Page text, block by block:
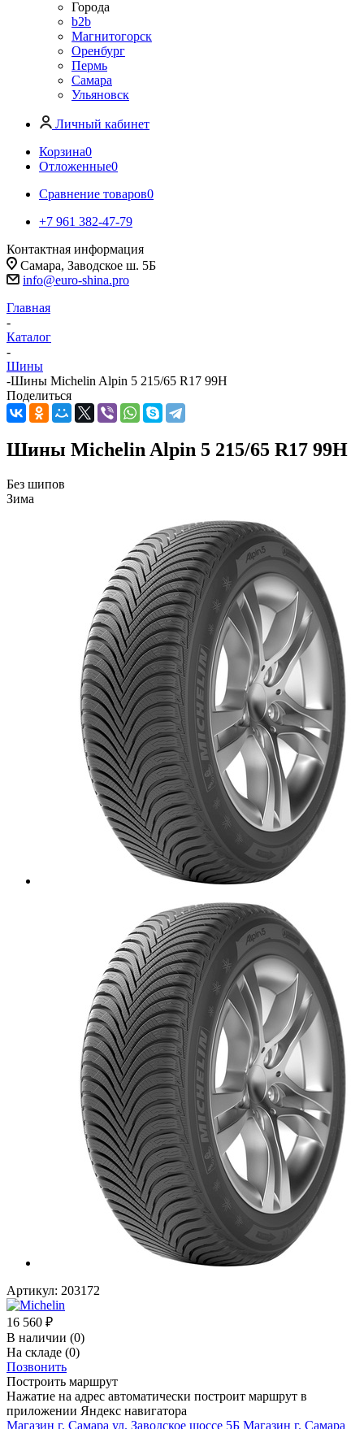
Города
b2b
Магнитогорск
Оренбург
Пермь
Самара
Ульяновск
Личный кабинет
Корзина0
Отложенные0
Сравнение товаров0
+7 961 382-47-79
Контактная информация
Самара, Заводское ш. 5Б
info@euro-shina.pro
Главная
-
Каталог
-
Шины
-Шины Michelin Alpin 5 215/65 R17 99H
Поделиться
Шины Michelin Alpin 5 215/65 R17 99H
Без шипов
Зима
Артикул: 203172
16 560 ₽
В наличии (0)
На складе (0)
Позвонить
Построить маршрут
Нажатие на адрес автоматически построит маршрут в
приложении Яндекс навигатора
Магазин г. Самара ул. Заводское шоссе 5Б Магазин г. Самара